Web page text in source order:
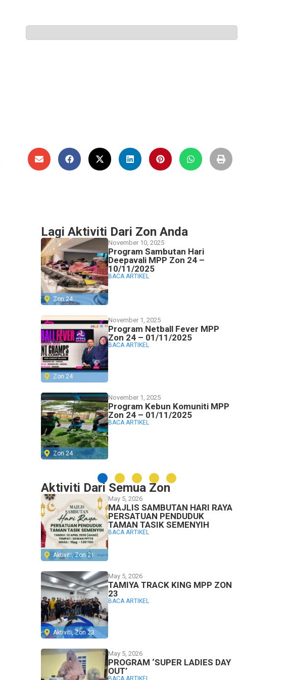
Lagi Aktiviti Dari Zon Anda
Zon 24
November 10, 2025
Program Sambutan Hari
Deepavali MPP Zon 24 –
10/11/2025
BACA ARTIKEL
Zon 24
November 1, 2025
Program Netball Fever MPP
Zon 24 – 01/11/2025
BACA ARTIKEL
Zon 24
November 1, 2025
Program Kebun Komuniti MPP
Zon 24 – 01/11/2025
BACA ARTIKEL
Aktiviti Dari Semua Zon
Aktiviti,Zon 21
May 5, 2026
MAJLIS SAMBUTAN HARI RAYA
PERSATUAN PENDUDUK
TAMAN TASIK SEMENYIH
BACA ARTIKEL
Aktiviti,Zon 23
May 5, 2026
TAMIYA TRACK KING MPP ZON
23
BACA ARTIKEL
May 5, 2026
PROGRAM ‘SUPER LADIES DAY
OUT’
BACA ARTIKEL